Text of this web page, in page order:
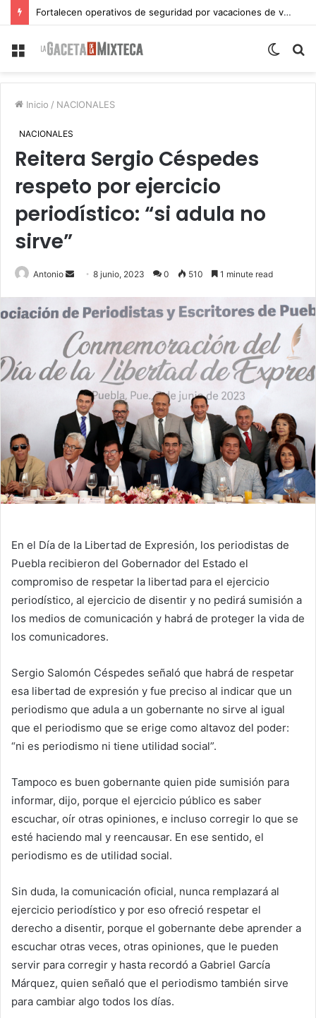
Fortalecen operativos de seguridad por vacaciones de verano en Atlixco
Menu
Switch
Inicio / NACIONALES
NACIONALES
Reitera Sergio Céspedes
respeto por ejercicio
periodístico: “si adula no
sirve”
Antonio
Send
email
8 junio, 2023 0 510 1 minute read
En el Día de la Libertad de Expresión, los periodistas de
Puebla recibieron del Gobernador del Estado el
compromiso de respetar la libertad para el ejercicio
periodístico, al ejercicio de disentir y no pedirá sumisión a
los medios de comunicación y habrá de proteger la vida de
los comunicadores.
Sergio Salomón Céspedes señaló que habrá de respetar
esa libertad de expresión y fue preciso al indicar que un
periodismo que adula a un gobernante no sirve al igual
que el periodismo que se erige como altavoz del poder:
“ni es periodismo ni tiene utilidad social”.
Tampoco es buen gobernante quien pide sumisión para
informar, dijo, porque el ejercicio público es saber
escuchar, oír otras opiniones, e incluso corregir lo que se
esté haciendo mal y reencausar. En ese sentido, el
periodismo es de utilidad social.
Sin duda, la comunicación oficial, nunca remplazará al
ejercicio periodístico y por eso ofreció respetar el
derecho a disentir, porque el gobernante debe aprender a
escuchar otras veces, otras opiniones, que le pueden
servir para corregir y hasta recordó a Gabriel García
Márquez, quien señaló que el periodismo también sirve
para cambiar algo todos los días.